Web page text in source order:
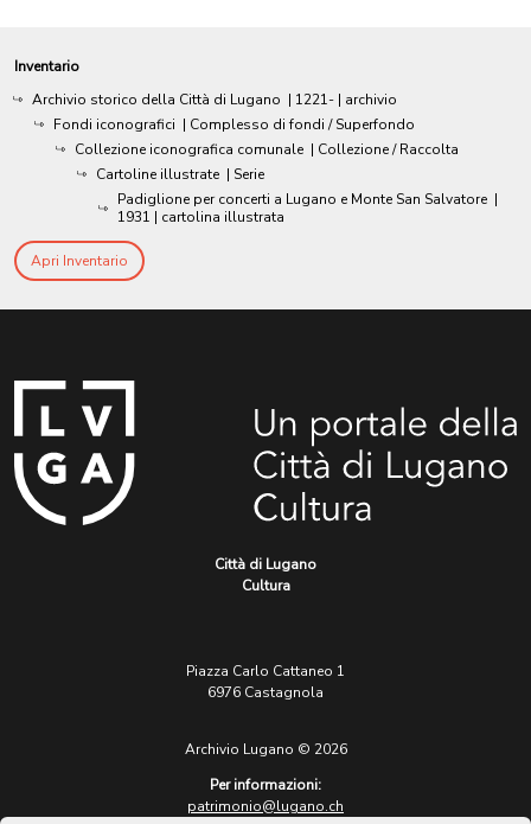
Inventario
Archivio storico della Città di Lugano | 1221- | archivio
Fondi iconografici | Complesso di fondi / Superfondo
Collezione iconografica comunale | Collezione / Raccolta
Cartoline illustrate | Serie
Padiglione per concerti a Lugano e Monte San Salvatore |
1931 | cartolina illustrata
Apri Inventario
Città di Lugano
Cultura
Piazza Carlo Cattaneo 1
6976 Castagnola
Archivio Lugano © 2026
Per informazioni:
patrimonio@lugano.ch